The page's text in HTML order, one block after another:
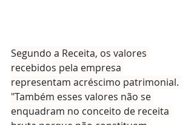
Segundo a Receita, os valores
recebidos pela empresa
representam acréscimo patrimonial.
"Também esses valores não se
enquadram no conceito de receita